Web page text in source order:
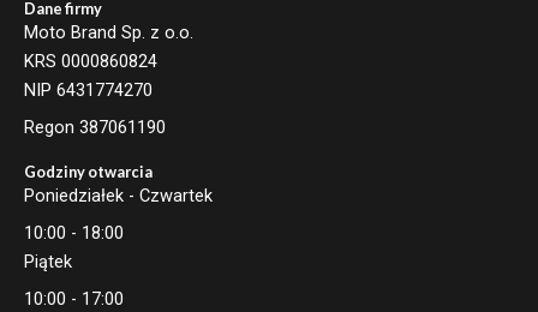
Dane firmy
Moto Brand Sp. z o.o.
KRS 0000860824
NIP 6431774270
Regon 387061190
Godziny otwarcia
Poniedziałek - Czwartek
10:00 - 18:00
Piątek
10:00 - 17:00